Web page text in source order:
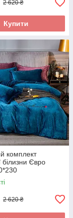
2 620 ₴
Купити
комплект
білизни Євро
2 620 ₴